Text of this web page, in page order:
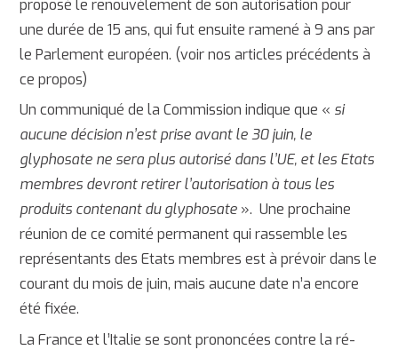
proposé le renouvèlement de son autorisation pour
une durée de 15 ans, qui fut ensuite ramené à 9 ans par
le Parlement européen. (voir nos articles précédents à
ce propos)
Un communiqué de la Commission indique que « si
aucune décision n’est prise avant le 30 juin, le
glyphosate ne sera plus autorisé dans l’UE, et les Etats
membres devront retirer l’autorisation à tous les
produits contenant du glyphosate ». Une prochaine
réunion de ce comité permanent qui rassemble les
représentants des Etats membres est à prévoir dans le
courant du mois de juin, mais aucune date n’a encore
été fixée.
La France et l’Italie se sont prononcées contre la ré-